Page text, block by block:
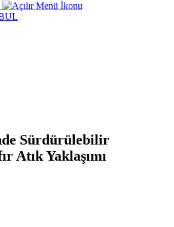
Sürdürülebilir
Atık Yaklaşımı